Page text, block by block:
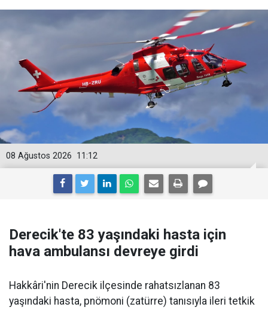
11:12
08 Ağustos 2026
Derecik'te 83 yaşındaki hasta için
hava ambulansı devreye girdi
Hakkâri'nin Derecik ilçesinde rahatsızlanan 83
yaşındaki hasta, pnömoni (zatürre) tanısıyla ileri tetkik